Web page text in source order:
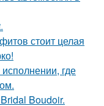
стоит целая
где
Boudoir.